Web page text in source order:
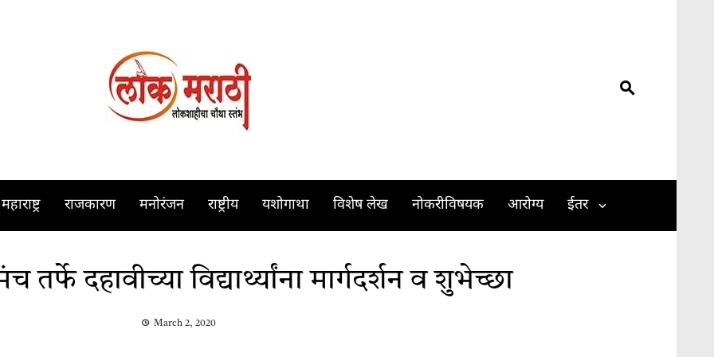
महाराष्ट्र राजकारण मनोरंजन राष्ट्रीय यशोगाथा विशेष लेख नोकरीविषयक आरोग्य ईतर
तर्फे दहावीच्या विद्यार्थ्यांना मार्गदर्शन व शुभेच्छा
March 2, 2020